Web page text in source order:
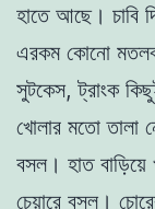
হাতে আছে। চাবি
এরকম কোনো
সুটকেস, ট্রাংক
খোলার মতো তালা
বসল। হাত বাড়িয়ে
চেয়ারে বসল।